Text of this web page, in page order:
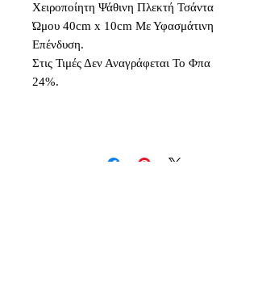
Χειροποίητη Ψάθινη Πλεκτή Τσάντα
Ώμου 40cm x 10cm Με Υφασμάτινη
Επένδυση.
Στις Τιμές Δεν Αναγράφεται Το Φπα
24%.